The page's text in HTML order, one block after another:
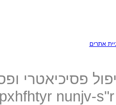
אתרים
פסיכיאטרי
pxhfhtyr nunjv-